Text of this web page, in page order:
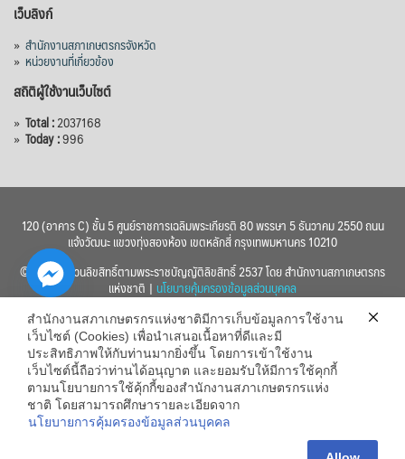
เว็บลิงก์
» สำนักงานสภาเกษตรกรจังหวัด
» หน่วยงานที่เกี่ยวข้อง
สถิติผู้ใช้งานเว็บไซต์
» Total :2037168
» Today :996
120 (อาคาร C) ชั้น 5 ศูนย์ราชการเฉลิมพระเกียรติ 80 พรรษา 5 ธันวาคม 2550 ถนน
แจ้งวัฒนะ แขวงทุ่งสองห้อง เขตหลักสี่ กรุงเทพมหานคร 10210
© 2560 สงวนลิขสิทธิ์ตามพระราชบัญญัติลิขสิทธิ์ 2537 โดย สำนักงานสภาเกษตรกร
แห่งชาติ | นโยบายคุ้มครองข้อมูลส่วนบุคคล
สำนักงานสภาเกษตรกรแห่งชาติมีการเก็บข้อมูลการใช้งาน
เว็บไซต์ (Cookies) เพื่อนำเสนอเนื้อหาที่ดีและมี
ประสิทธิภาพให้กับท่านมากยิ่งขึ้น โดยการเข้าใช้งาน
เว็บไซต์นี้ถือว่าท่านได้อนุญาต และยอมรับให้มีการใช้คุกกี้
ตามนโยบายการใช้คุ้กกี้ของสำนักงานสภาเกษตรกรแห่ง
ชาติ โดยสามารถศึกษารายละเอียดจาก
นโยบายการคุ้มครองข้อมูลส่วนบุคคล
Hide
chaty